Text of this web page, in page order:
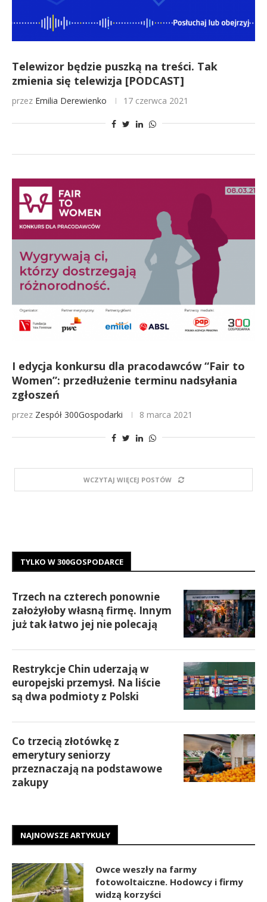
Telewizor będzie puszką na treści. Tak
zmienia się telewizja [PODCAST]
przez Emilia Derewienko 17 czerwca 2021
I edycja konkursu dla pracodawców “Fair to
Women”: przedłużenie terminu nadsyłania
zgłoszeń
przez Zespół 300Gospodarki 8 marca 2021
WCZYTAJ WIĘCEJ POSTÓW
TYLKO W 300GOSPODARCE
Trzech na czterech ponownie
założyłoby własną firmę. Innym
już tak łatwo jej nie polecają
Restrykcje Chin uderzają w
europejski przemysł. Na liście
są dwa podmioty z Polski
Co trzecią złotówkę z
emerytury seniorzy
przeznaczają na podstawowe
zakupy
NAJNOWSZE ARTYKUŁY
Owce weszły na farmy
fotowoltaiczne. Hodowcy i firmy
widzą korzyści